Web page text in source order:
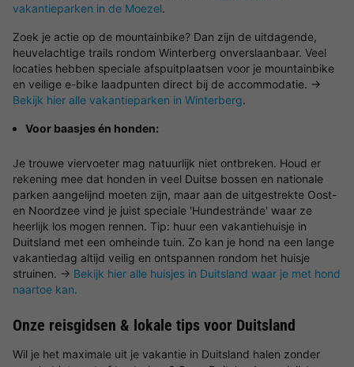
vakantieparken in de Moezel.
Zoek je actie op de mountainbike? Dan zijn de uitdagende,
heuvelachtige trails rondom Winterberg onverslaanbaar. Veel
locaties hebben speciale afspuitplaatsen voor je mountainbike
en veilige e-bike laadpunten direct bij de accommodatie. →
Bekijk hier alle vakantieparken in Winterberg.
Voor baasjes én honden:
Je trouwe viervoeter mag natuurlijk niet ontbreken. Houd er
rekening mee dat honden in veel Duitse bossen en nationale
parken aangelijnd moeten zijn, maar aan de uitgestrekte Oost-
en Noordzee vind je juist speciale 'Hundestrände' waar ze
heerlijk los mogen rennen. Tip: huur een vakantiehuisje in
Duitsland met een omheinde tuin. Zo kan je hond na een lange
vakantiedag altijd veilig en ontspannen rondom het huisje
struinen. → Bekijk hier alle huisjes in Duitsland waar je met hond
naartoe kan.
Onze reisgidsen & lokale tips voor Duitsland
Wil je het maximale uit je vakantie in Duitsland halen zonder